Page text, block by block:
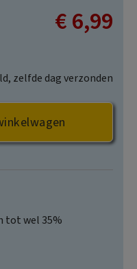
€ 6,99
zelfde dag verzonden
tot wel 35%